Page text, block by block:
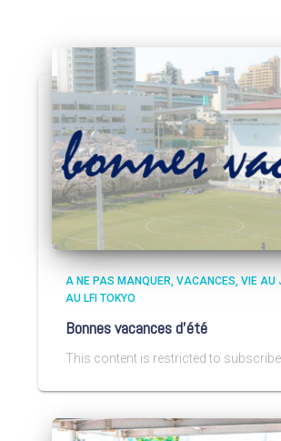
A NE PAS MANQUER VACANCES VIE AU
AU LFI TOKYO
Bonnes vacances d’été
This content is restricted to